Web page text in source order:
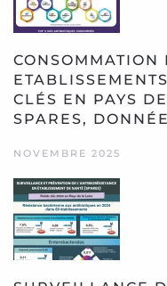
CLÉS EN PAYS
SPARES,
NOVEMBRE 2025